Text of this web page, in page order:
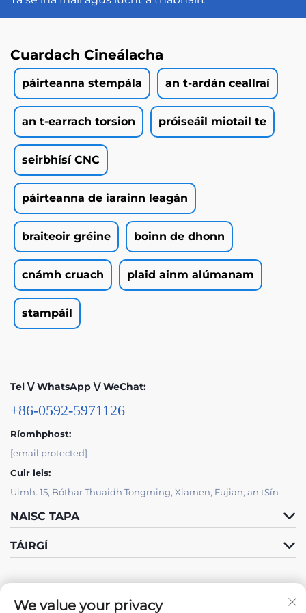
Cuardach Cineálacha
páirteanna stempála an t-ardán ceallraí
an t-earrach torsion próiseáil miotail te
seirbhísí CNC
páirteanna de iarainn leagán
braiteoir gréine boinn de dhonn
cnámh cruach plaid ainm alúmanam
stampáil
Tel \/ WhatsApp \/ WeChat:
+86-0592-5971126
Ríomhphost:
[email protected]
Cuir leis:
Uimh. 15, Bóthar Thuaidh Tongming, Xiamen, Fujian, an tSín
NAISC TAPA
TÁIRGÍ
We value your privacy